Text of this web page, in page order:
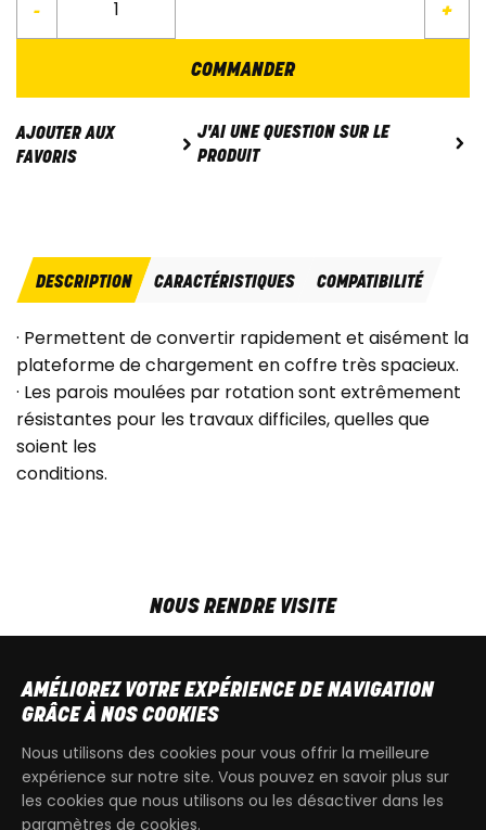
- +
COMMANDER
AJOUTER AUX
FAVORIS
J'AI UNE QUESTION SUR LE
PRODUIT
DESCRIPTION CARACTÉRISTIQUES COMPATIBILITÉ
· Permettent de convertir rapidement et aisément la
plateforme de chargement en coffre très spacieux.
· Les parois moulées par rotation sont extrêmement
résistantes pour les travaux difficiles, quelles que
soient les
conditions.
NOUS RENDRE VISITE
SAM9h00 - 13h30
T+32 64 700 970
AMÉLIOREZ VOTRE EXPÉRIENCE DE NAVIGATION
GRÂCE À NOS COOKIES
Nous utilisons des cookies pour vous offrir la meilleure
expérience sur notre site. Vous pouvez en savoir plus sur
les cookies que nous utilisons ou les désactiver dans les
paramètres de cookies.